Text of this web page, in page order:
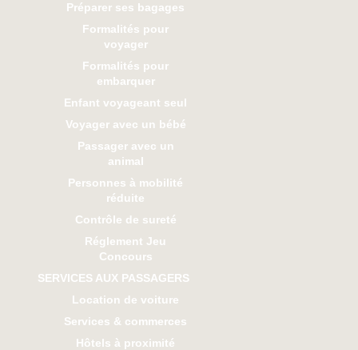
Préparer ses bagages
Formalités pour
voyager
Formalités pour
embarquer
Enfant voyageant seul
Voyager avec un bébé
Passager avec un
animal
Personnes à mobilité
réduite
Contrôle de sureté
Réglement Jeu
Concours
SERVICES AUX PASSAGERS
Location de voiture
Services & commerces
Hôtels à proximité